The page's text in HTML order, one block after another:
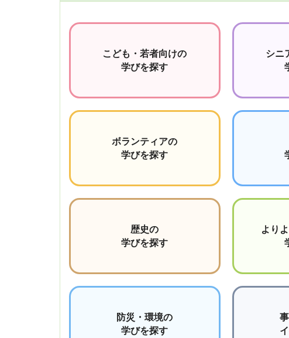
こども・若者向けの
学びを探す
シニ
ボランティアの
学びを探す
歴史の
学びを探す
より
防災・環境の
学びを探す